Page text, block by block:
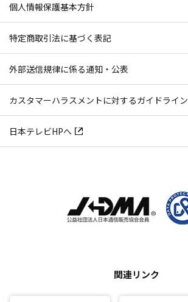
個人情報保護基本方針
特定商取引法に基づく表記
外部送信規律に係る通知・公表
カスタマーハラスメントに対するガイドライン
日本テレビHPへ
関連リンク